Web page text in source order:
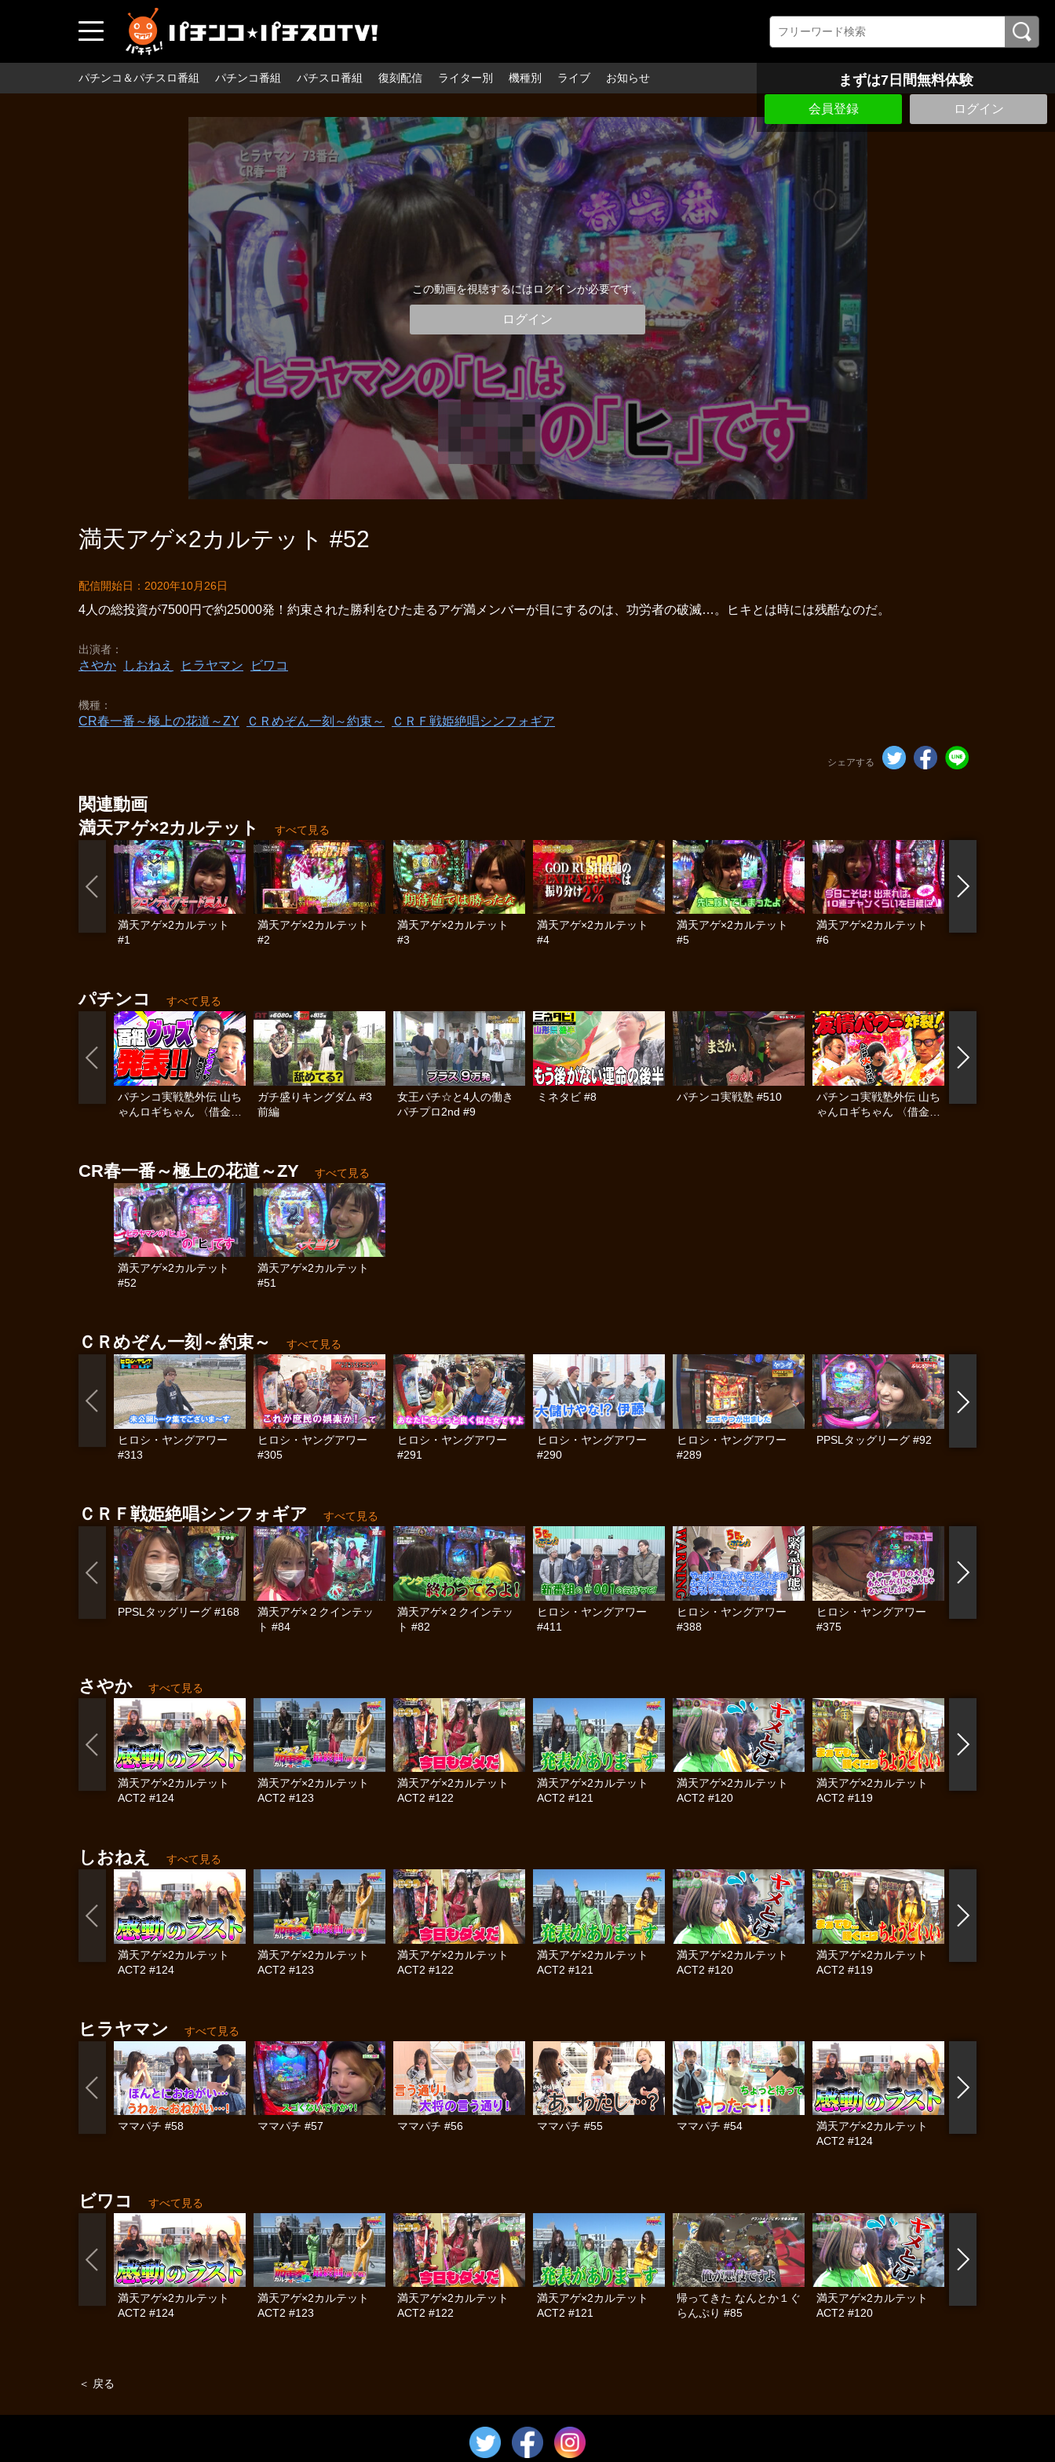
パチンコ＆パチスロ番組 パチンコ番組 パチスロ番組 復刻配信 ライター別 機種別 ライブ お知らせ まずは7日間無料体験
会員登録 ログイン
この動画を視聴するにはログインが必要です。
ログイン
満天アゲ×2カルテット #52
配信開始日：2020年10月26日
4人の総投資が7500円で約25000発！約束された勝利をひた走るアゲ満メンバーが目にするのは、功労者の破滅…。ヒキとは時には残酷なのだ。
出演者
さやか しおねえ ヒラヤマン ビワコ
機種
CR春一番～極上の花道～ZY ＣＲめぞん一刻～約束～ ＣＲＦ戦姫絶唱シンフォギア
シェアする
関連動画
満天アゲ×2カルテット
すべて見る
満天アゲ×2カルテット
#1
満天アゲ×2カルテット
#2
満天アゲ×2カルテット
#3
満天アゲ×2カルテット
#4
満天アゲ×2カルテット
#5
満天アゲ×2カルテット
#6
パチンコ すべて見る
パチンコ実戦塾外伝 山ち
ゃんロギちゃん 〈借金返
ガチ盛りキングダム #3
前編
女王パチ☆と4人の働き
パチプロ2nd #9
ミネタビ #8 パチンコ実戦塾 #510
パチンコ実戦塾外伝 山ち
ゃんロギちゃん 〈借金返
CR春一番～極上の花道～ZY すべて見る
満天アゲ×2カルテット
#52
満天アゲ×2カルテット
#51
ＣＲめぞん一刻～約束～ すべて見る
ヒロシ・ヤングアワー
#313
ヒロシ・ヤングアワー
#305
ヒロシ・ヤングアワー
#291
ヒロシ・ヤングアワー
#290
ヒロシ・ヤングアワー
#289
PPSLタッグリーグ #92
ＣＲＦ戦姫絶唱シンフォギア すべて見る
PPSLタッグリーグ #168
満天アゲ×２クインテッ
ト #84
満天アゲ×２クインテッ
ト #82
ヒロシ・ヤングアワー
#411
ヒロシ・ヤングアワー
#388
ヒロシ・ヤングアワー
#375
さやか すべて見る
満天アゲ×2カルテット
ACT2 #124
満天アゲ×2カルテット
ACT2 #123
満天アゲ×2カルテット
ACT2 #122
満天アゲ×2カルテット
ACT2 #121
満天アゲ×2カルテット
ACT2 #120
満天アゲ×2カルテット
ACT2 #119
しおねえ すべて見る
満天アゲ×2カルテット
ACT2 #124
満天アゲ×2カルテット
ACT2 #123
満天アゲ×2カルテット
ACT2 #122
満天アゲ×2カルテット
ACT2 #121
満天アゲ×2カルテット
ACT2 #120
満天アゲ×2カルテット
ACT2 #119
ヒラヤマン すべて見る
ママパチ #58 ママパチ #57 ママパチ #56 ママパチ #55 ママパチ #54
満天アゲ×2カルテット
ACT2 #124
ビワコ すべて見る
満天アゲ×2カルテット
ACT2 #124
満天アゲ×2カルテット
ACT2 #123
満天アゲ×2カルテット
ACT2 #122
満天アゲ×2カルテット
ACT2 #121
帰ってきた なんとか１ぐ
らんぷり #85
満天アゲ×2カルテット
ACT2 #120
＜ 戻る